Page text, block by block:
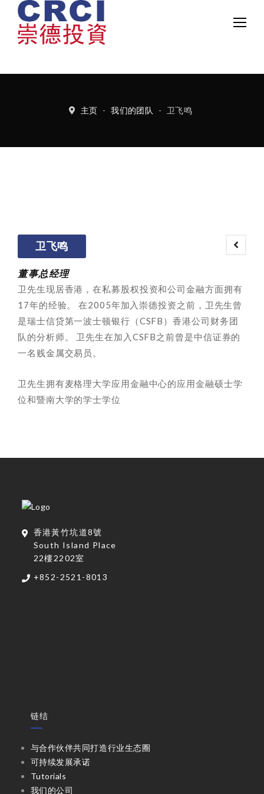
主页 - 我们的团队 - 卫飞鸣
卫飞鸣
董事总经理
卫先生现居香港，在私募股权投资和公司金融方面拥有
17年的经验。 在2005年加入崇德投资之前，卫先生曾
是瑞士信贷第一波士顿银行（CSFB）香港公司财务团
队的分析师。 卫先生在加入CSFB之前曾是中信证券的
一名贱金属交易员。
卫先生拥有麦格理大学应用金融中心的应用金融硕士学
位和暨南大学的学士学位
香港黃竹坑道8號
South Island Place
22樓2202室
+852-2521-8013
链结
与合作伙伴共同打造行业生态圈
可持续发展承诺
Tutorials
我们的公司